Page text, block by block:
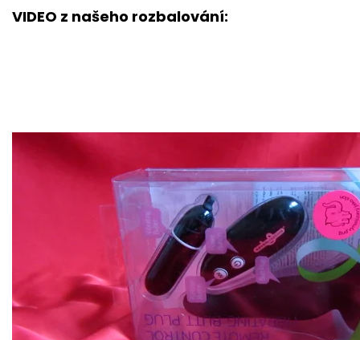
VIDEO z našeho rozbalování: